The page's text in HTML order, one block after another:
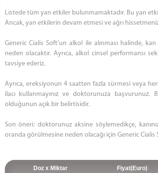
Listede tüm yan etkiler bulunmamaktadır. Bu yan
Ancak, yan etkilerin devam etmesi ve ağrı
Generic Cialis Soft’un alkol ile alınması halinde,
neden olacaktır. Ayrıca, alkol cinsel performansı
tavsiye ederiz.
Ayrıca, ereksiyonun 4 saatten fazla sürmesi veya
ilacı kullanmayınız ve doktorunuza başvurunuz.
olduğunun açık bir belirtisidir.
Son öneri: doktorunuz aksine söylemedikçe,
oranda görülmesine neden olacağı için Generic
Doz x Miktar Fiyat(Euro)